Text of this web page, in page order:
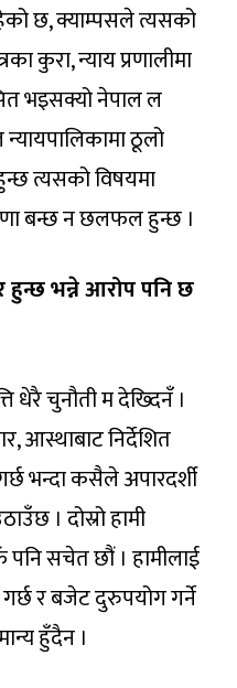
छ, क्याम्पसले त्यसको
कुरा, न्याय प्रणालीमा
भइसक्यो नेपाल ल
ठूलो
त्यसको विषयमा
बन्छ न छलफल हुन्छ ।
हुन्छ भन्ने आरोप पनि छ
धेरै चुनौती म देख्दिनँ ।
आस्थाबाट निर्देशित
भन्दा कसैले अपारदर्शी
। दोस्रो हामी
सचेत छौं । हामीलाई
र बजेट दुरुपयोग गर्ने
हुँदैन ।